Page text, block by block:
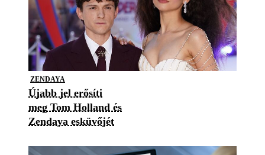
ZENDAYA
Újabb jel erősíti
meg Tom Holland és
Zendaya esküvőjét